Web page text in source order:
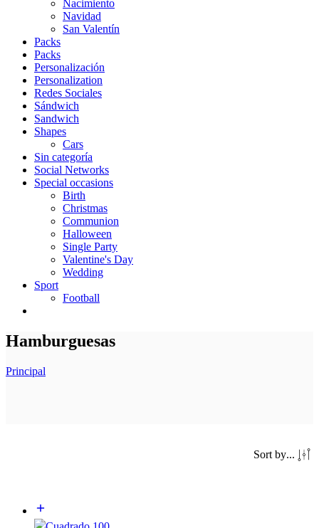
Nacimiento
Navidad
San Valentín
Packs
Packs
Personalización
Personalization
Redes Sociales
Sándwich
Sandwich
Shapes
Cars
Sin categoría
Social Networks
Special occasions
Birth
Christmas
Communion
Halloween
Single Party
Valentine's Day
Wedding
Sport
Football
Hamburguesas
Principal
Sort by...